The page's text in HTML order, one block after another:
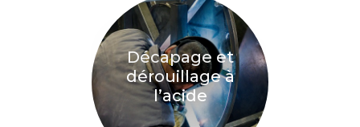
Décapage et
dérouillage à
l’acide